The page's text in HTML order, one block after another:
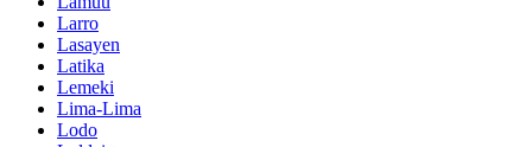
Larro
Lasayen
Latika
Lemeki
Lima-Lima
Lodo